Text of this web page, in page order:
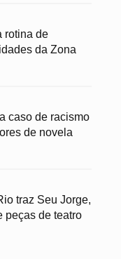
rotina de
da Zona
caso de racismo
de novela
traz Seu Jorge,
peças de teatro